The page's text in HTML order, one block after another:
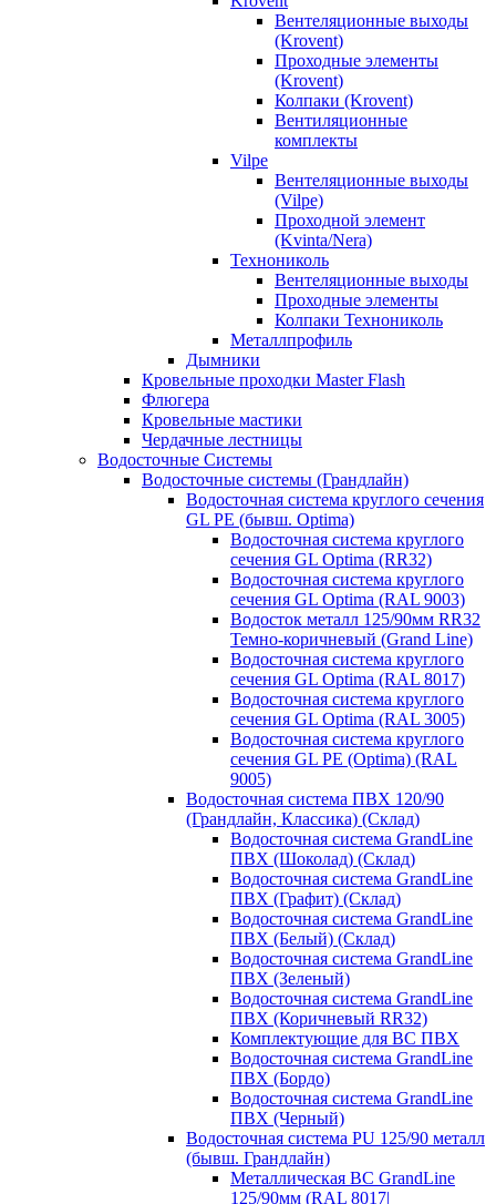
Вентеляционные выходы
(Krovent)
Проходные элементы
(Krovent)
Колпаки (Krovent)
Вентиляционные
комплекты
Vilpe
Вентеляционные выходы
(Vilpe)
Проходной элемент
(Kvinta/Nera)
Технониколь
Вентеляционные выходы
Проходные элементы
Колпаки Технониколь
Металлпрофиль
Дымники
Кровельные проходки Master Flash
Флюгера
Кровельные мастики
Чердачные лестницы
Водосточные Системы
Водосточные системы (Грандлайн)
Водосточная система круглого сечения
GL PE (бывш. Optima)
Водосточная система круглого
сечения GL Optima (RR32)
Водосточная система круглого
сечения GL Optima (RAL 9003)
Водосток металл 125/90мм RR32
Темно-коричневый (Grand Line)
Водосточная система круглого
сечения GL Optima (RAL 8017)
Водосточная система круглого
сечения GL Optima (RAL 3005)
Водосточная система круглого
сечения GL PE (Optima) (RAL
9005)
Водосточная система ПВХ 120/90
(Грандлайн, Классика) (Склад)
Водосточная система GrandLine
ПВХ (Шоколад) (Склад)
Водосточная система GrandLine
ПВХ (Графит) (Склад)
Водосточная система GrandLine
ПВХ (Белый) (Склад)
Водосточная система GrandLine
ПВХ (Зеленый)
Водосточная система GrandLine
ПВХ (Коричневый RR32)
Комплектующие для ВС ПВХ
Водосточная система GrandLine
ПВХ (Бордо)
Водосточная система GrandLine
ПВХ (Черный)
Водосточная система PU 125/90 металл
(бывш. Грандлайн)
Металлическая ВС GrandLine
125/90мм (RAL 8017|